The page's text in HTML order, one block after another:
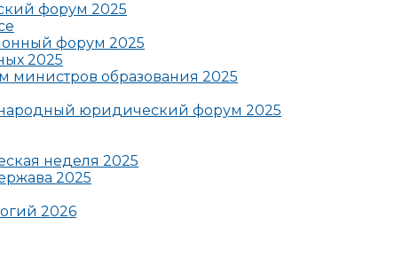
форум 2025
форум 2025
2025
образования 2025
юридический форум 2025
неделя 2025
2025
2026